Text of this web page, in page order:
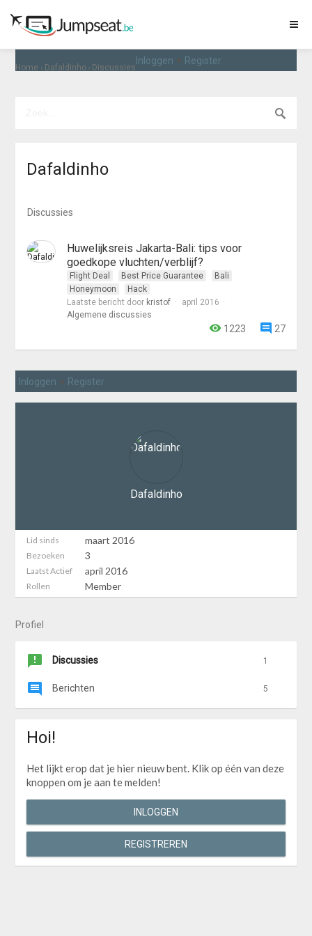
Home › Dafaldinho › Discussies
Inloggen Register
Dafaldinho
Discussies
Huwelijksreis Jakarta-Bali: tips voor
goedkope vluchten/verblijf?
Flight Deal Best Price Guarantee
Bali
Honeymoon
Hack
Laatste bericht door kristof
april 2016
Algemene discussies
27
1223
Inloggen Register
Dafaldinho
Lid sinds maart 2016
Bezoeken 3
Laatst Actief april 2016
Rollen Member
Profiel
Discussies 1
Berichten 5
Hoi!
Het lijkt erop dat je hier nieuw bent. Klik op één van deze
knoppen om je aan te melden!
INLOGGEN
REGISTREREN